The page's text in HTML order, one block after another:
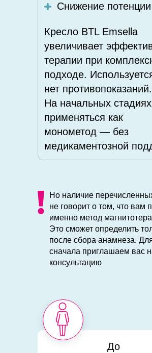
Кресло BTL Emsella
увеличивает
терапии при
подходе.
нет противопоказаний.
На начальных
применяться как
монометод — без
медикаментозной
Снижение потенции
Но наличие
не говорит о том, что вам
именно метод
Это сможет определить
после сбора анамнеза.
сначала приглашаем вас
консультацию
До